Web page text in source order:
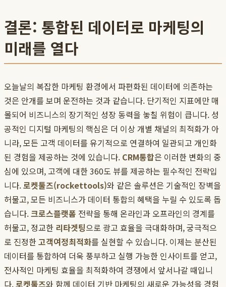
결론: 통합된 데이터로 마케팅의
미래를 열다
오늘날의 복잡한 마케팅 환경에서 파편화된 데이터에 의존하는
것은 안개를 보며 운전하는 것과 같습니다. 단기적인 지표에만 매
몰되어 비즈니스의 장기적인 성장 동력을 놓칠 위험이 큽니다. 성
공적인 디지털 마케팅의 핵심은 더 이상 개별 채널의 최적화가 아
니라, 모든 고객 데이터를 유기적으로 연결하여 일관되고 개인화
된 경험을 제공하는 것에 있습니다. CRM통합은 이러한 변화의 중
심에 있으며, 고객에 대한 360도 뷰를 제공하는 필수적인 전략입
니다.로켓툴즈(rockettools)와 같은 솔루션은 기술적인 장벽을
허물고, 모든 비즈니스가 데이터 통합의 혜택을 누릴 수 있도록 돕
습니다.크로스플랫폼 전략을 통해 온라인과 오프라인의 경계를
허물고, 정교한 리타겟팅으로 광고 효율을 극대화하며, 궁극적으
로 진정한고객여정최적화를 실현할 수 있습니다. 이제는 분산된
데이터를 통합하여 더욱 풍부하고 실행 가능한 인사이트를 얻고,
전사적인 마케팅 효율을 최적화하여 경쟁에서 앞서나갈 때입니
다.로켓툴즈와 함께 데이터 기반 마케팅의 새로운 가능성을 경험